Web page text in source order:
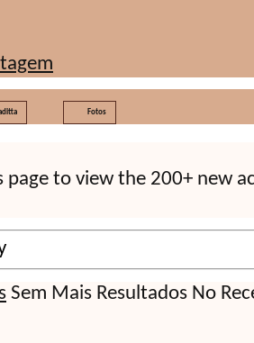
Fotos
page to view the 200+ new
Sem Mais Resultados No